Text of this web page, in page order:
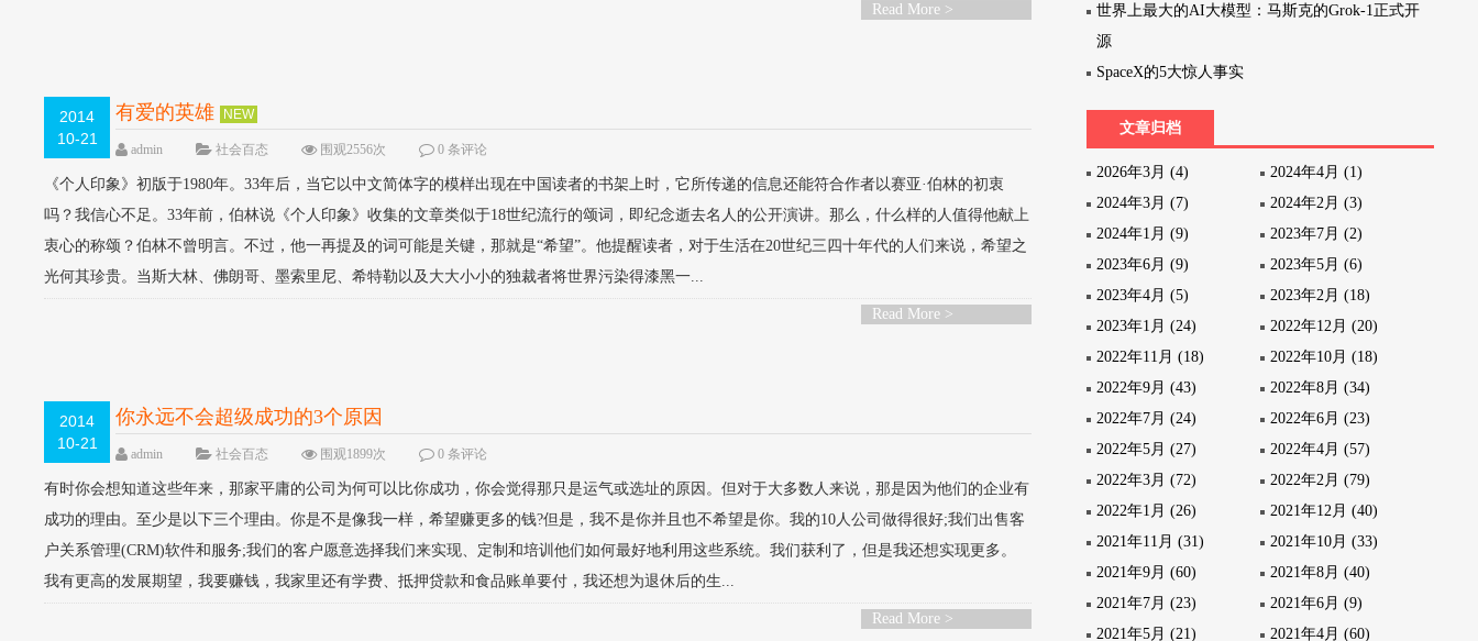
Read More >
2014
10-21
有爱的英雄 NEW
admin 社会百态 围观2556次 0 条评论
《个人印象》初版于1980年。33年后，当它以中文简体字的模样出现在中国读者的书架上时，它所传递的信息还能符合作者以赛亚·伯林的初衷
吗？我信心不足。33年前，伯林说《个人印象》收集的文章类似于18世纪流行的颂词，即纪念逝去名人的公开演讲。那么，什么样的人值得他献上
衷心的称颂？伯林不曾明言。不过，他一再提及的词可能是关键，那就是“希望”。他提醒读者，对于生活在20世纪三四十年代的人们来说，希望之
光何其珍贵。当斯大林、佛朗哥、墨索里尼、希特勒以及大大小小的独裁者将世界污染得漆黑一...
Read More >
2014
10-21
你永远不会超级成功的3个原因
admin 社会百态 围观1899次 0 条评论
有时你会想知道这些年来，那家平庸的公司为何可以比你成功，你会觉得那只是运气或选址的原因。但对于大多数人来说，那是因为他们的企业有
成功的理由。至少是以下三个理由。你是不是像我一样，希望赚更多的钱?但是，我不是你并且也不希望是你。我的10人公司做得很好;我们出售客
户关系管理(CRM)软件和服务;我们的客户愿意选择我们来实现、定制和培训他们如何最好地利用这些系统。我们获利了，但是我还想实现更多。
我有更高的发展期望，我要赚钱，我家里还有学费、抵押贷款和食品账单要付，我还想为退休后的生...
Read More >
世界上最大的AI大模型：马斯克的Grok-1正式开
源
SpaceX的5大惊人事实
文章归档
2026年3月 (4)
2024年4月 (1)
2024年3月 (7)
2024年2月 (3)
2024年1月 (9)
2023年7月 (2)
2023年6月 (9)
2023年5月 (6)
2023年4月 (5)
2023年2月 (18)
2023年1月 (24)
2022年12月 (20)
2022年11月 (18)
2022年10月 (18)
2022年9月 (43)
2022年8月 (34)
2022年7月 (24)
2022年6月 (23)
2022年5月 (27)
2022年4月 (57)
2022年3月 (72)
2022年2月 (79)
2022年1月 (26)
2021年12月 (40)
2021年11月 (31)
2021年10月 (33)
2021年9月 (60)
2021年8月 (40)
2021年7月 (23)
2021年6月 (9)
2021年5月 (21)
2021年4月 (60)